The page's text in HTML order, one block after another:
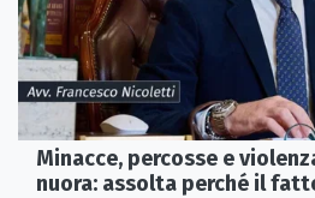
Minacce, percosse e
nuora: assolta perché il